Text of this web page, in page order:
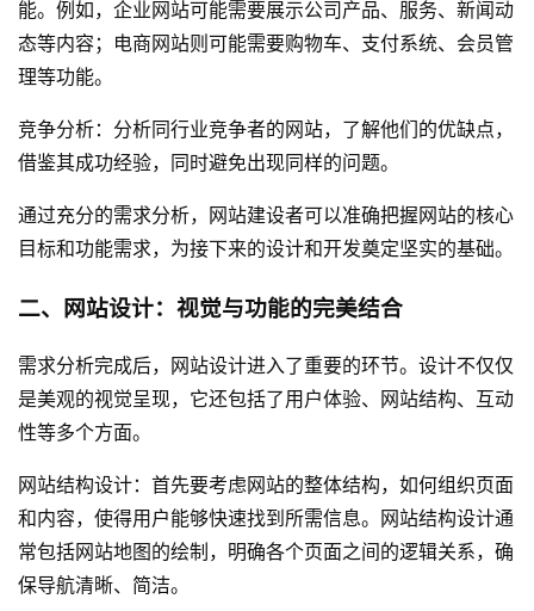
能。例如，企业网站可能需要展示公司产品、服务、新闻动
态等内容；电商网站则可能需要购物车、支付系统、会员管
理等功能。
竞争分析：分析同行业竞争者的网站，了解他们的优缺点，
借鉴其成功经验，同时避免出现同样的问题。
通过充分的需求分析，网站建设者可以准确把握网站的核心
目标和功能需求，为接下来的设计和开发奠定坚实的基础。
二、网站设计：视觉与功能的完美结合
需求分析完成后，网站设计进入了重要的环节。设计不仅仅
是美观的视觉呈现，它还包括了用户体验、网站结构、互动
性等多个方面。
网站结构设计：首先要考虑网站的整体结构，如何组织页面
和内容，使得用户能够快速找到所需信息。网站结构设计通
常包括网站地图的绘制，明确各个页面之间的逻辑关系，确
保导航清晰、简洁。